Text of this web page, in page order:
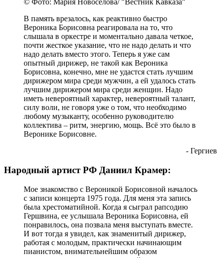
© Фото: Мария Новоселова/ "Вестник Кавказа"
В память врезалось, как реактивно быстро
Вероника Борисовна реагировала на то, что
слышала в оркестре и моментально давала четкое,
почти жесткое указание, что не надо делать и что
надо делать вместо этого. Теперь я уже сам
опытный дирижер, не такой как Вероника
Борисовна, конечно, мне не удастся стать лучшим
дирижером мира среди мужчин, а ей удалось стать
лучшим дирижером мира среди женщин. Надо
иметь невероятный характер, невероятный талант,
силу воли, не говоря уже о том, что необходимо
любому музыканту, особенно руководителю
коллектива – ритм, энергию, мощь. Всё это было в
Веронике Борисовне.
- Гергиев
Народный артист РФ Даниил Крамер:
Мое знакомство с Вероникой Борисовной началось
с записи концерта 1975 года. Для меня эта запись
была хрестоматийной. Когда я сыграл рапсодию
Гершвина, ее услышала Вероника Борисовна, ей
понравилось, она позвала меня выступать вместе.
И вот тогда я увидел, как знаменитый дирижер,
работая с молодым, практически начинающим
пианистом, внимательнейшим образом